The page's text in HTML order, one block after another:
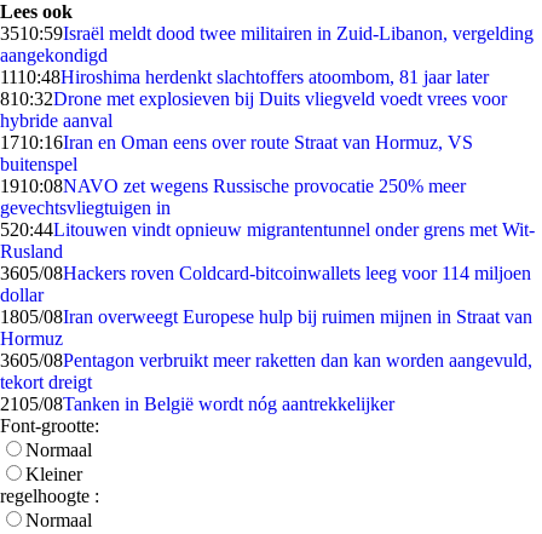
Lees ook
3510:59Israël meldt dood twee militairen in Zuid-Libanon, vergelding
aangekondigd
1110:48Hiroshima herdenkt slachtoffers atoombom, 81 jaar later
810:32Drone met explosieven bij Duits vliegveld voedt vrees voor
hybride aanval
1710:16Iran en Oman eens over route Straat van Hormuz, VS
buitenspel
1910:08NAVO zet wegens Russische provocatie 250% meer
gevechtsvliegtuigen in
520:44Litouwen vindt opnieuw migrantentunnel onder grens met Wit-
Rusland
3605/08Hackers roven Coldcard-bitcoinwallets leeg voor 114 miljoen
dollar
1805/08Iran overweegt Europese hulp bij ruimen mijnen in Straat van
Hormuz
3605/08Pentagon verbruikt meer raketten dan kan worden aangevuld,
tekort dreigt
2105/08Tanken in België wordt nóg aantrekkelijker
Font-grootte:
Normaal
Kleiner
regelhoogte :
Normaal